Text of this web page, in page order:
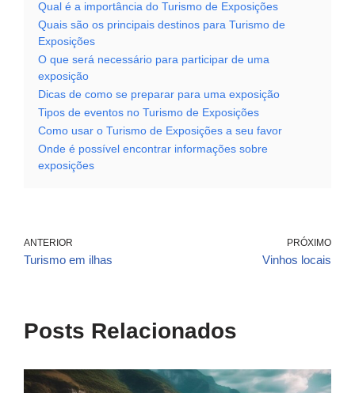
Qual é a importância do Turismo de Exposições
Quais são os principais destinos para Turismo de
Exposições
O que será necessário para participar de uma
exposição
Dicas de como se preparar para uma exposição
Tipos de eventos no Turismo de Exposições
Como usar o Turismo de Exposições a seu favor
Onde é possível encontrar informações sobre
exposições
ANTERIOR
Turismo em ilhas
PRÓXIMO
Vinhos locais
Posts Relacionados